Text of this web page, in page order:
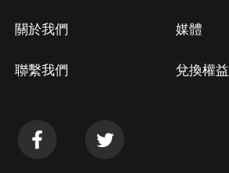
關於我們
聯繫我們
媒體
兌換權益